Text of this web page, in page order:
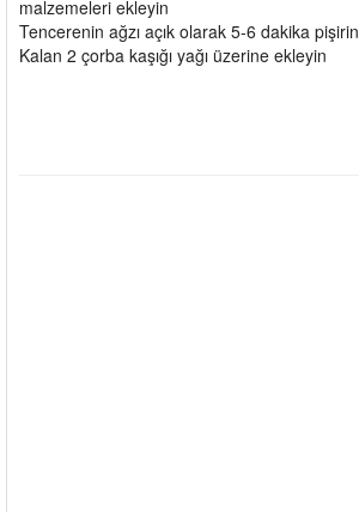
malzemeleri ekleyin
Tencerenin ağzı açık olarak 5-6 dakika pişirin
Kalan 2 çorba kaşığı yağı üzerine ekleyin